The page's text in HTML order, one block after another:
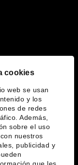
cookies
web se usan
y los
de redes
Además,
sobre el uso
nuestros
publicidad y